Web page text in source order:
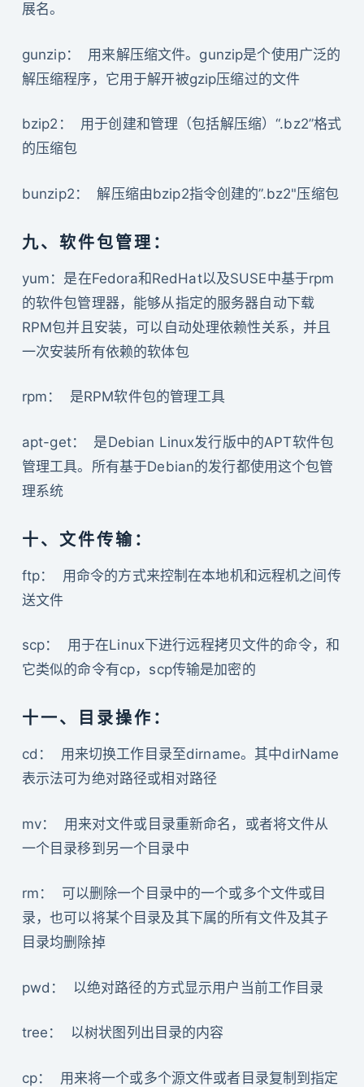
展名。
gunzip： 用来解压缩文件。gunzip是个使用广泛的
解压缩程序，它用于解开被gzip压缩过的文件
bzip2： 用于创建和管理（包括解压缩）“.bz2”格式
的压缩包
bunzip2： 解压缩由bzip2指令创建的”.bz2"压缩包
九、软件包管理：
yum：是在Fedora和RedHat以及SUSE中基于rpm
的软件包管理器，能够从指定的服务器自动下载
RPM包并且安装，可以自动处理依赖性关系，并且
一次安装所有依赖的软体包
rpm： 是RPM软件包的管理工具
apt-get： 是Debian Linux发行版中的APT软件包
管理工具。所有基于Debian的发行都使用这个包管
理系统
十、文件传输：
ftp： 用命令的方式来控制在本地机和远程机之间传
送文件
scp： 用于在Linux下进行远程拷贝文件的命令，和
它类似的命令有cp，scp传输是加密的
十一、目录操作：
cd： 用来切换工作目录至dirname。其中dirName
表示法可为绝对路径或相对路径
mv： 用来对文件或目录重新命名，或者将文件从
一个目录移到另一个目录中
rm： 可以删除一个目录中的一个或多个文件或目
录，也可以将某个目录及其下属的所有文件及其子
目录均删除掉
pwd： 以绝对路径的方式显示用户当前工作目录
tree： 以树状图列出目录的内容
cp： 用来将一个或多个源文件或者目录复制到指定